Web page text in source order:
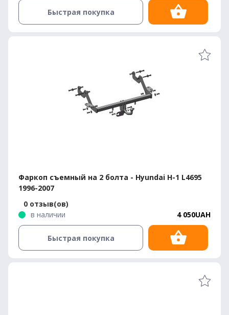
Быстрая покупка
Фаркоп съемный на 2 болта - Hyundai H-1 L4695
1996-2007
0 отзыв(ов)
в наличии
4 050UAH
Быстрая покупка